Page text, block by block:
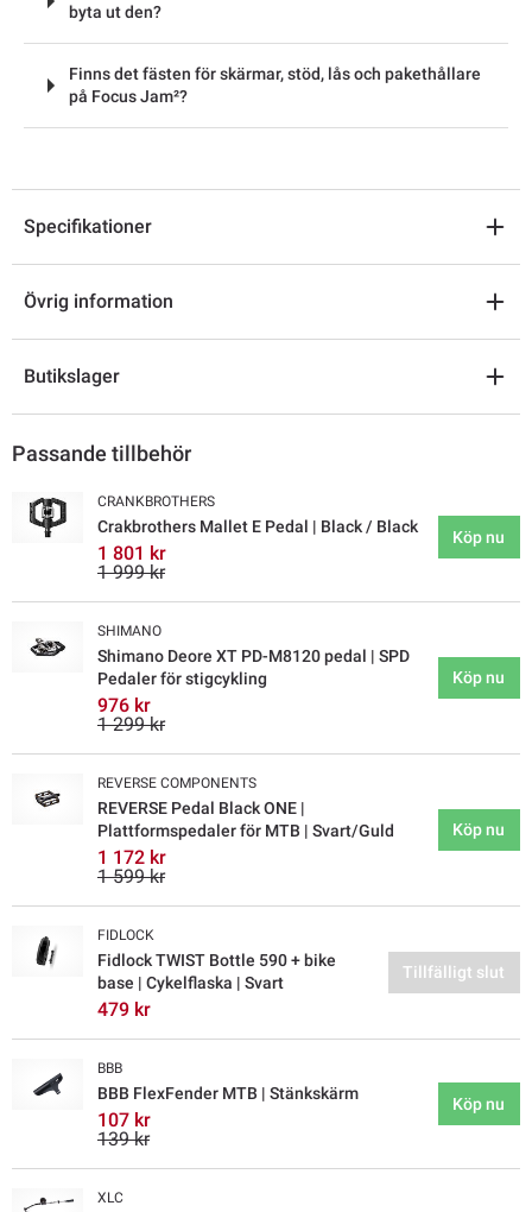
byta ut den?
Finns det fästen för skärmar, stöd, lås och pakethållare
på Focus Jam²?
Specifikationer
Övrig information
Butikslager
Passande tillbehör
CRANKBROTHERS
Crakbrothers Mallet E Pedal | Black / Black
1 801 kr
1 999 kr
Köp nu
SHIMANO
Shimano Deore XT PD-M8120 pedal | SPD
Pedaler för stigcykling
976 kr
1 299 kr
Köp nu
REVERSE COMPONENTS
REVERSE Pedal Black ONE |
Plattformspedaler för MTB | Svart/Guld
1 172 kr
1 599 kr
Köp nu
FIDLOCK
Fidlock TWIST Bottle 590 + bike
base | Cykelflaska | Svart
479 kr
Tillfälligt slut
BBB
BBB FlexFender MTB | Stänkskärm
107 kr
139 kr
Köp nu
XLC